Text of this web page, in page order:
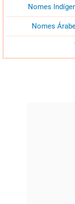
Nomes
Nomes